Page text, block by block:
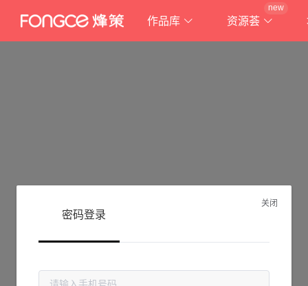
作品库 资源荟
new
抱歉!
关闭
密码登录